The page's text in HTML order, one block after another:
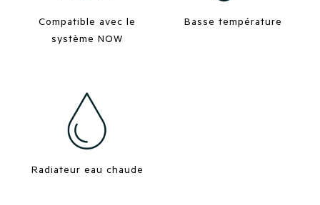
Compatible avec le
système NOW
Basse température
Radiateur eau chaude